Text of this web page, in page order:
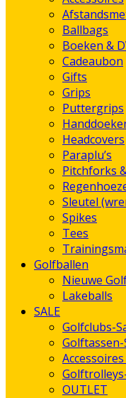
Ballbags
Boeken &
Cadeaubon
Gifts
Grips
Puttergrips
Headcovers
Paraplu’s
Pitchforks
Sleutel
Spikes
Tees
Golfballen
Nieuwe
Lakeballs
SALE
Golfclubs-
Golftassen-
Accessoires
OUTLET